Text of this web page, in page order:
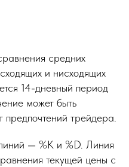
средних
и нисходящих
14-дневный период
может быть
трейдера.
— %K и %D. Линия
текущей цены с